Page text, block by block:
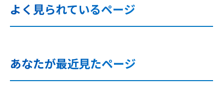
よく見られているページ
あなたが最近見たページ